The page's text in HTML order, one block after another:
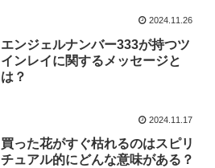
2024.11.26
エンジェルナンバー333が持つツ
インレイに関するメッセージと
は？
2024.11.17
買った花がすぐ枯れるのはスピリ
チュアル的にどんな意味がある？